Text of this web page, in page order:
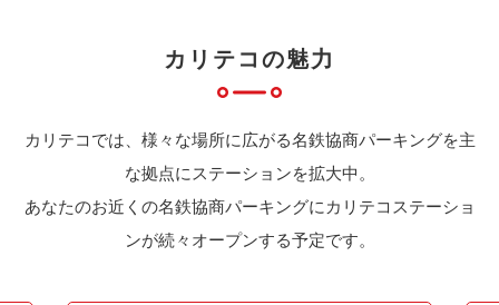
カリテコの魅力
カリテコでは、様々な場所に広がる名鉄協商パーキングを主
な拠点にステーションを拡大中。
あなたのお近くの名鉄協商パーキングにカリテコステーショ
ンが続々オープンする予定です。